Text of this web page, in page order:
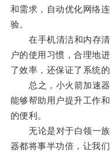
和需求，自动优化网络
验。
在手机清洁和内存清
户的使用习惯，合理地
了效率，还保证了系统
总之，小火箭加速器
能够帮助用户提升工作
的便利。
无论是对于白领一族
器都将事半功倍，让我